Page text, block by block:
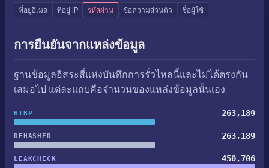
ที่อยู่อีเมล ที่อยู่ IP รหัสผ่าน ข้อความส่วนตัว ชื่อผู้ใช้
การยืนยันจากแหล่งข้อมูล
ฐานข้อมูลอิสระสี่แห่งบันทึกการรั่วไหลนี้และไม่ได้ตรงกัน
เสมอไป แต่ละแถบคือจำนวนของแหล่งข้อมูลนั้นเอง
HIBP 263,189
DEHASHED 263,189
LEAKCHECK 450,706